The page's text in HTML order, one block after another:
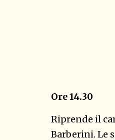
Ore 14.30
Riprende il
Barberini. Le